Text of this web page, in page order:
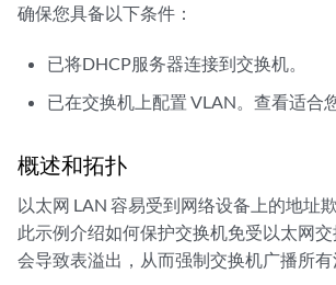
确保您具备以下条件：
已将DHCP服务器连接到交换机。
已在交换机上配置 VLAN。查看适合
概述和拓扑
以太网 LAN 容易受到网络设备上的地址欺
此示例介绍如何保护交换机免受以太网
会导致表溢出，从而强制交换机广播所有